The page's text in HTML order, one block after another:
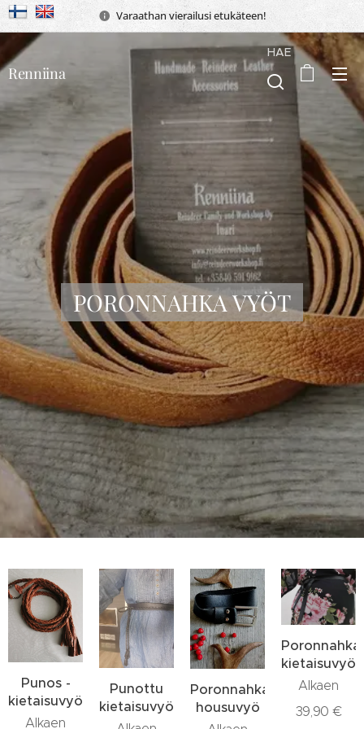
Varaathan vierailusi etukäteen!
Renniina
HAE
PORONNAHKA VYÖT
Punos -
kietaisuvyö
Alkaen
Punottu
kietaisuvyö
Poronnahkavyö,
housuvyö
kietaisuvyö
Alkaen
39,90 €